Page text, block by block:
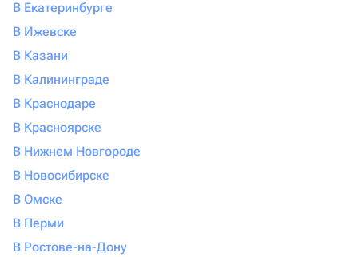
В Екатеринбурге
В Ижевске
В Казани
В Калининграде
В Краснодаре
В Красноярске
В Нижнем Новгороде
В Новосибирске
В Омске
В Перми
В Ростове-на-Дону